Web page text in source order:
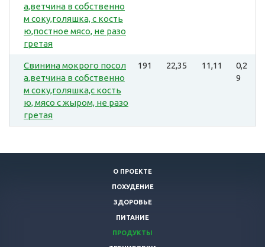
а,ветчина в собственно
м соку,голяшка, с кость
ю,постное мясо, не разо
гретая
Свинина мокрого посол
а,ветчина в собственно
м соку,голяшка,с кость
ю, мясо с жыром, не разо
гретая
191 22,35 11,11
0,2
9
О ПРОЕКТЕ
ПОХУДЕНИЕ
ЗДОРОВЬЕ
ПИТАНИЕ
ПРОДУКТЫ